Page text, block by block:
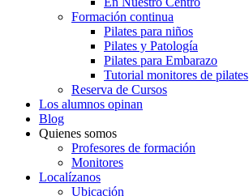
Formación continua
Pilates para niños
Pilates y Patología
Pilates para Embarazo
Tutorial monitores de pilates
Reserva de Cursos
Los alumnos opinan
Blog
Quienes somos
Profesores de formación
Monitores
Localízanos
Ubicación